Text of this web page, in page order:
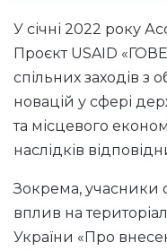
У січні 2022 року
Проєкт USAID
спільних заходів з
новацій у сфері
та місцевого
наслідків
Зокрема, учасники
вплив на
України «Про